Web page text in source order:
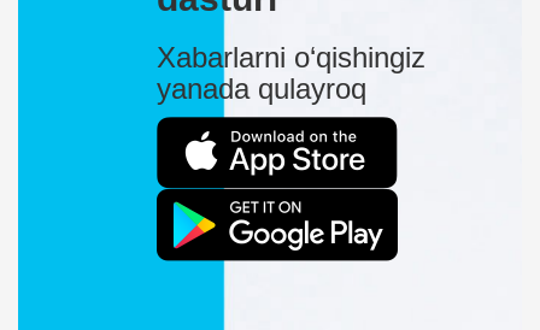
Xabarlarni o‘qishingiz
yanada qulayroq